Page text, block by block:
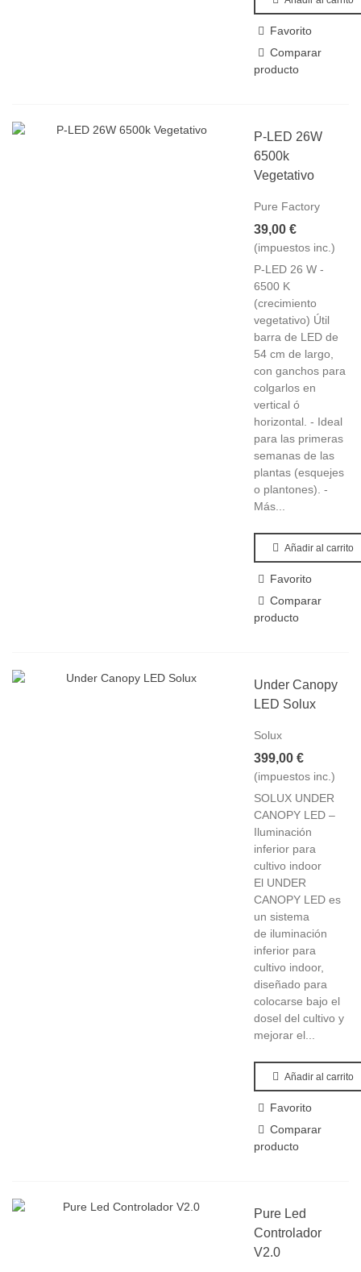
Favorito
Comparar
producto
P-LED 26W
6500k
Vegetativo
Pure Factory
39,00 €
(impuestos inc.)
P-LED 26 W -
6500 K
(crecimiento
vegetativo) Útil
barra de LED de
54 cm de largo,
con ganchos para
colgarlos en
vertical ó
horizontal. - Ideal
para las primeras
semanas de las
plantas (esquejes
o plantones). -
Más...
Añadir al carrito
Favorito
Comparar
producto
Under Canopy
LED Solux
Solux
399,00 €
(impuestos inc.)
SOLUX UNDER
CANOPY LED –
Iluminación
inferior para
cultivo indoor
El UNDER
CANOPY LED es
un sistema
de iluminación
inferior para
cultivo indoor,
diseñado para
colocarse bajo el
dosel del cultivo y
mejorar el...
Añadir al carrito
Favorito
Comparar
producto
Pure Led
Controlador
V2.0